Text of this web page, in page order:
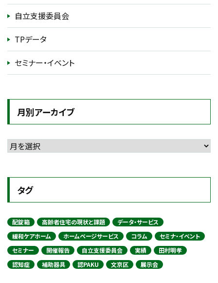
自立支援委員会
TPデータ
セミナー・イベント
月別アーカイブ
タグ
配錠箱 高齢者住宅の現状と課題
データ・サービス
緩和ケアホーム
ホームページサービス コラム
セミナ・イベント
セミナー
開催報告 自立支援委員会 実績
田村明孝
認知症
補助器具 認PAKU 文京区 展示会